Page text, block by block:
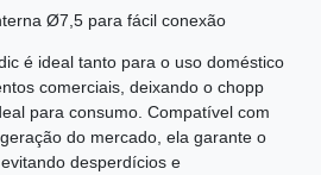
Ø7,5 para fácil conexão
é ideal tanto para o uso doméstico
comerciais, deixando o chopp
para consumo. Compatível com
do mercado, ela garante o
desperdícios e